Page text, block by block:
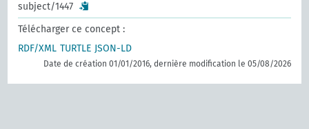
subject/1447
Télécharger ce concept :
RDF/XML TURTLE JSON-LD
Date de création 01/01/2016, dernière modification le 05/08/2026